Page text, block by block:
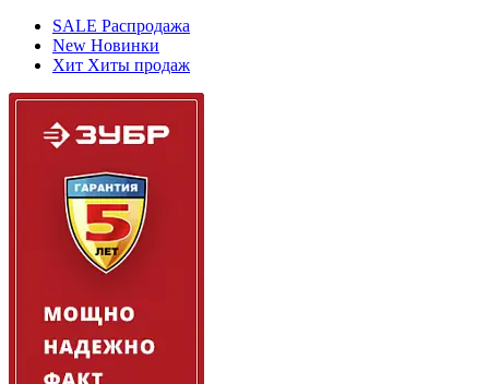
SALE Распродажа
New Новинки
Хит Хиты продаж